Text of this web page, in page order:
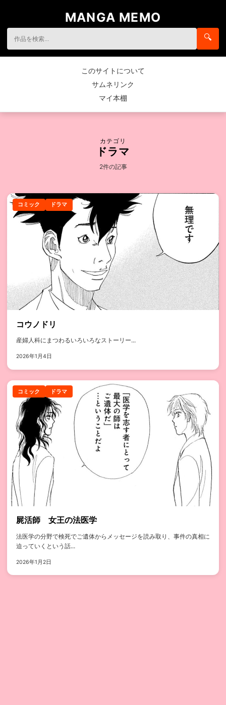
MANGA MEMO
🔍
このサイトについて
サムネリンク
マイ本棚
カテゴリ
ドラマ
2件の記事
コミック ドラマ
コウノドリ
産婦人科にまつわるいろいろなストーリー...
2026年1月4日
コミック ドラマ
屍活師 女王の法医学
法医学の分野で検死でご遺体からメッセージを読み取り、事件の真相に
迫っていくという話...
2026年1月2日